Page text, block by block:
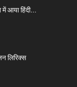
में आया हिंदी...
लिरिक्स